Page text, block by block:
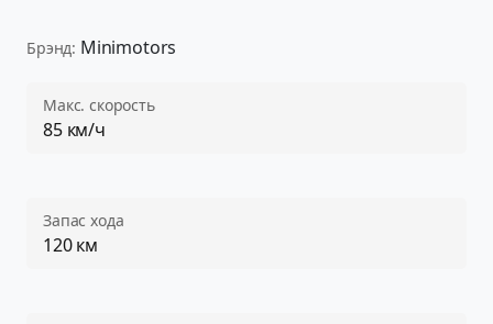
Брэнд: Minimotors
Макс. скорость
85 км/ч
Запас хода
120 км